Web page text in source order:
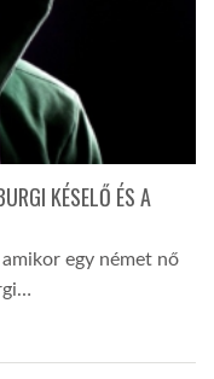
KÉSELŐ ÉS A
egy német nő